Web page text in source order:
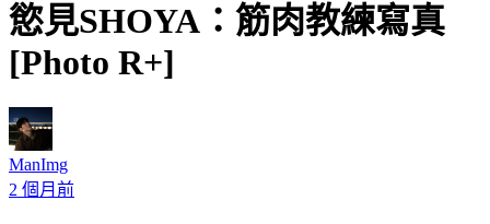
慾見SHOYA：筋肉教練寫真
[Photo R+]
ManImg
2 個月前